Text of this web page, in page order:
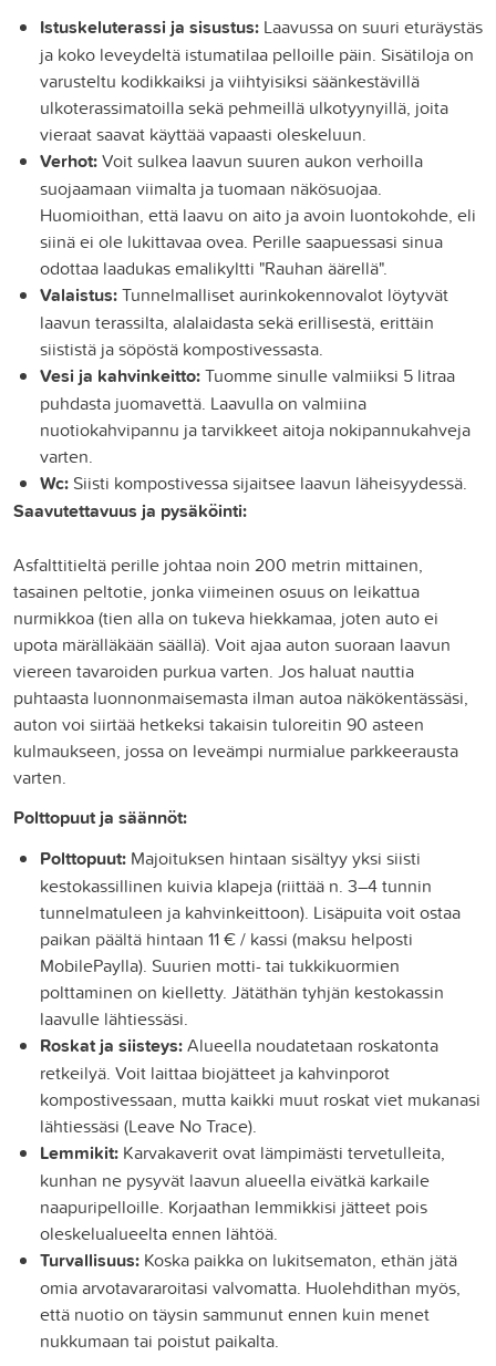
Istuskeluterassi ja sisustus: Laavussa on suuri eturäystäs
ja koko leveydeltä istumatilaa pelloille päin. Sisätiloja on
varusteltu kodikkaiksi ja viihtyisiksi säänkestävillä
ulkoterassimatoilla sekä pehmeillä ulkotyynyillä, joita
vieraat saavat käyttää vapaasti oleskeluun.
Verhot:Voit sulkea laavun suuren aukon verhoilla
suojaamaan viimalta ja tuomaan näkösuojaa.
Huomioithan, että laavu on aito ja avoin luontokohde, eli
siinä ei ole lukittavaa ovea. Perille saapuessasi sinua
odottaa laadukas emalikyltti "Rauhan äärellä".
Valaistus:Tunnelmalliset aurinkokennovalot löytyvät
laavun terassilta, alalaidasta sekä erillisestä, erittäin
siististä ja söpöstä kompostivessasta.
Vesi ja kahvinkeitto:Tuomme sinulle valmiiksi 5 litraa
puhdasta juomavettä. Laavulla on valmiina
nuotiokahvipannu ja tarvikkeet aitoja nokipannukahveja
varten.
Wc: Siisti kompostivessa sijaitsee laavun läheisyydessä.
Saavutettavuus ja pysäköinti:
Asfalttitieltä perille johtaa noin 200 metrin mittainen,
tasainen peltotie, jonka viimeinen osuus on leikattua
nurmikkoa (tien alla on tukeva hiekkamaa, joten auto ei
upota märälläkään säällä). Voit ajaa auton suoraan laavun
viereen tavaroiden purkua varten. Jos haluat nauttia
puhtaasta luonnonmaisemasta ilman autoa näkökentässäsi,
auton voi siirtää hetkeksi takaisin tuloreitin 90 asteen
kulmaukseen, jossa on leveämpi nurmialue parkkeerausta
varten.
Polttopuut ja säännöt:
Polttopuut: Majoituksen hintaan sisältyy yksi siisti
kestokassillinen kuivia klapeja (riittää n. 3–4 tunnin
tunnelmatuleen ja kahvinkeittoon). Lisäpuita voit ostaa
paikan päältä hintaan 11 € / kassi (maksu helposti
MobilePaylla). Suurien motti- tai tukkikuormien
polttaminen on kielletty. Jätäthän tyhjän kestokassin
laavulle lähtiessäsi.
Roskat ja siisteys:Alueella noudatetaan roskatonta
retkeilyä. Voit laittaa biojätteet ja kahvinporot
kompostivessaan, mutta kaikki muut roskat viet mukanasi
lähtiessäsi (Leave No Trace).
Lemmikit: Karvakaverit ovat lämpimästi tervetulleita,
kunhan ne pysyvät laavun alueella eivätkä karkaile
naapuripelloille. Korjaathan lemmikkisi jätteet pois
oleskelualueelta ennen lähtöä.
Turvallisuus: Koska paikka on lukitsematon, ethän jätä
omia arvotavararoitasi valvomatta. Huolehdithan myös,
että nuotio on täysin sammunut ennen kuin menet
nukkumaan tai poistut paikalta.